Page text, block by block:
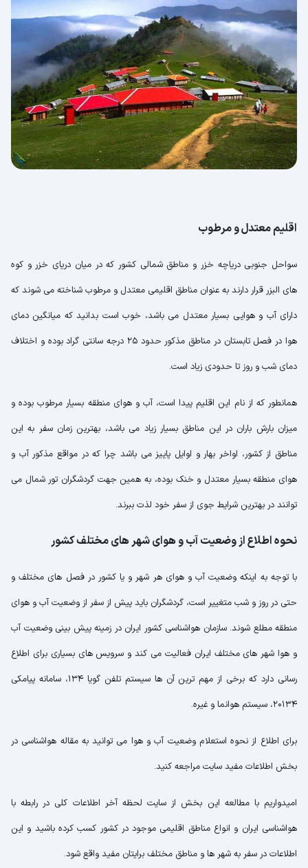
اقلیم معتدل و مرطوب
سواحل جنوبی دریاچه خزر و مناطق شمالی کشور که در میان دریای خزر و کوه
های البزر قرار دارند به عنوان مناطق اقلیمی معتدل و مرطوب شناخته می شوند که
دارای آب و هوایی بسیار معتدل می باشد، خوب است بدانید که میانگین دمای
هوا در فصل تابستان در مناطق مذکور حدود 25 درجه سانتی گراد بوده و اختلاف
دمای شب و روز تا حدودی زیاد است.
همانطور که از نام این اقلیم پیدا است، آب و هوای منطقه بسیار مرطوب بوده و
میزان بارش باران در این مناطق بسیار زیاد می باشد، بهترین زمان سفر به این
مناطق از کشور، اواخر بهار و اوایل پاییز می باشد چرا که در مواقع مذکور آب و
هوای منطقه بسیار معتدل و خنک بوده، به همین جهت گردشگران تور شمال می
توانند در بهترین شرایط جوی از سفر خود لذت ببرند.
نحوه اطلاع از وضعیت آب و هوای شهر های مختلف کشور
با توجه به اینکه وضعیت آب و هوای هر شهر و یا کشور در فصل های مختلف و
حتی در روز و شب متغییر است، گردشگران باید پیش از سفر از وضعیت آب و هوای
منطقه مطلع شوند. سازمان هواشناسی کشور ایران در زمینه پیش بینی وضعیت آب
و هوا شهر های مختلف ایران فعالیت می کند و سرویس های بسیاری برای اطلاع
رسانی دارد که برخی از مهم ترین آن ها سیستم تلفن گویا 134، سامانه پیامکی
20134، سیستم هوانما و غیره.
برای اطلاع از نحوه استعلام وضعیت آب و هوا می توانید به مقاله هواشناسی در
بخش اطلاعات مفید سایت مراجعه کنید.
امیدواریم با مطالعه این بخش از سایت لحظه آخر اطلاعات کلی در رابطه با
هواشناسی ایران و انواع مناطق اقلیمی موجود در کشور کسب کرده باشید و این
اطلاعات در سفر به شهر ها و مناطق مختلف برایتان مفید واقع شود.